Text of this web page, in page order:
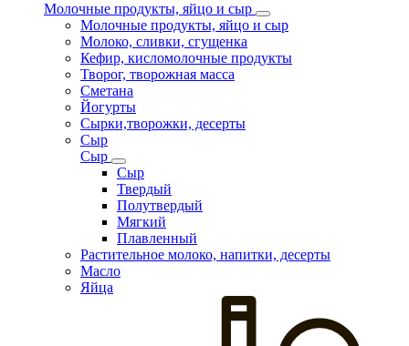
Молочные продукты, яйцо и сыр
Молочные продукты, яйцо и сыр
Молоко, сливки, сгущенка
Кефир, кисломолочные продукты
Творог, творожная масса
Сметана
Йогурты
Сырки,творожки, десерты
Сыр
Сыр
Сыр
Твердый
Полутвердый
Мягкий
Плавленный
Растительное молоко, напитки, десерты
Масло
Яйца